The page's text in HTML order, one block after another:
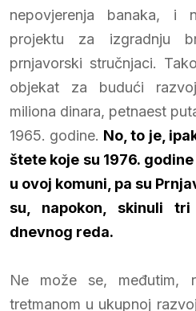
nepovjerenja banaka, i
projektu za izgradnju
prnjavorski stručnjaci.
objekat za budući
miliona dinara, petnaest
1965. godine. No, to je,
štete koje su 1976.
u ovoj komuni, pa su
su, napokon, skinuli
dnevnog reda.
Ne može se, međutim,
tretmanom u ukupnoj